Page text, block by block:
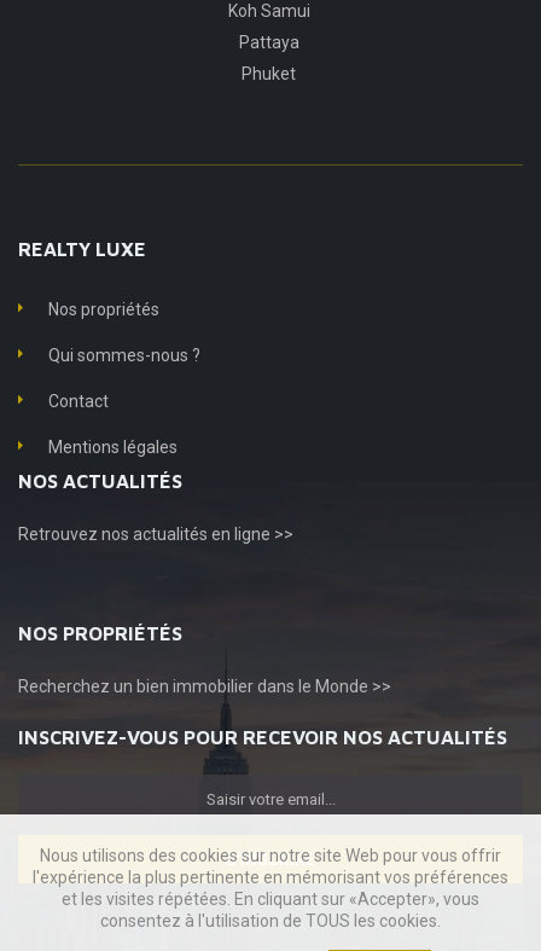
Koh Samui
Pattaya
Phuket
REALTY LUXE
Nos propriétés
Qui sommes-nous ?
Contact
Mentions légales
NOS ACTUALITÉS
Retrouvez nos actualités en ligne >>
NOS PROPRIÉTÉS
Recherchez un bien immobilier dans le Monde >>
INSCRIVEZ-VOUS POUR RECEVOIR NOS ACTUALITÉS
S'INSCRIRE
Nous utilisons des cookies sur notre site Web pour vous offrir
l'expérience la plus pertinente en mémorisant vos préférences
et les visites répétées. En cliquant sur «Accepter», vous
consentez à l'utilisation de TOUS les cookies.